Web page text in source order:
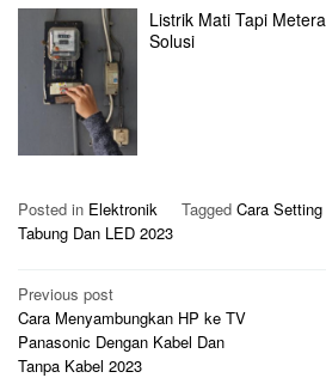
Listrik Mati Tapi
Solusi
Posted in Elektronik Tagged Cara
Tabung Dan LED 2023
Post
navigation
Previous post
Cara Menyambungkan HP ke TV
Panasonic Dengan Kabel Dan
Tanpa Kabel 2023